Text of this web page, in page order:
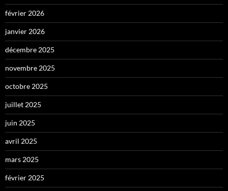
février 2026
janvier 2026
décembre 2025
novembre 2025
octobre 2025
juillet 2025
juin 2025
avril 2025
mars 2025
février 2025